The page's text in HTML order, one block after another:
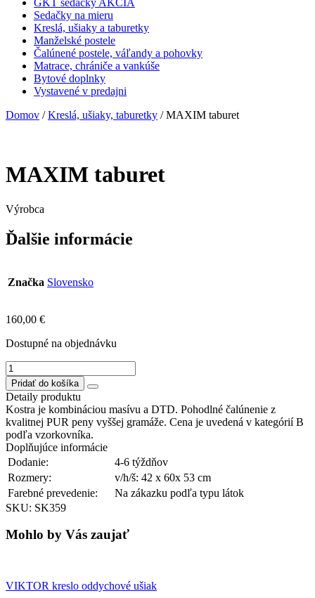
GKT sedačky AKCIA
Sedačky na mieru
Kreslá, ušiaky a taburetky
Manželské postele
Čalúnené postele, váľandy a pohovky
Matrace, chrániče a vankúše
Bytové doplnky
Vystavené v predajni
Domov /Kreslá, ušiaky, taburetky / MAXIM taburet
MAXIM taburet
Výrobca
Ďalšie informácie
Značka Slovensko
160,00 €
Dostupné na objednávku
množstvo
MAXIM
taburet
Pridať do košíka
Detaily produktu
Kostra je kombináciou masívu a DTD. Pohodlné čalúnenie z
kvalitnej PUR peny vyššej gramáže. Cena je uvedená v kategórií B
podľa vzorkovníka.
Doplňujúce informácie
Dodanie:
4-6 týždňov
Rozmery:
v/h/š: 42 x 60x 53 cm
Farebné prevedenie:
Na zákazku podľa typu látok
SKU: SK359
Mohlo by Vás zaujať
VIKTOR kreslo oddychové ušiak